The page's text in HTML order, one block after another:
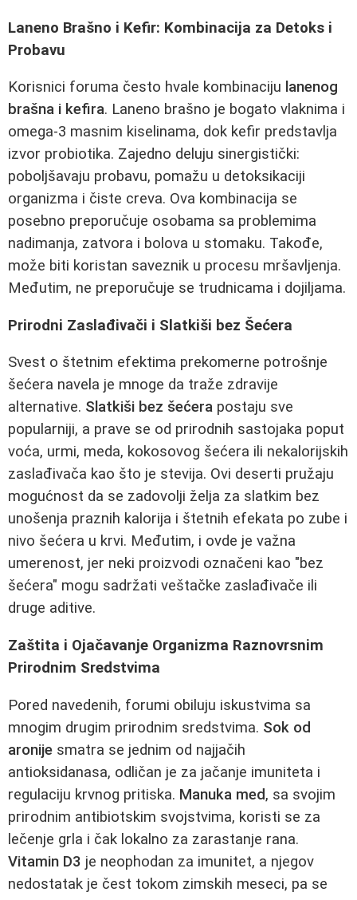
Laneno Brašno i Kefir: Kombinacija za Detoks i
Probavu
Korisnici foruma često hvale kombinaciju lanenog
brašna i kefira. Laneno brašno je bogato vlaknima i
omega-3 masnim kiselinama, dok kefir predstavlja
izvor probiotika. Zajedno deluju sinergistički:
poboljšavaju probavu, pomažu u detoksikaciji
organizma i čiste creva. Ova kombinacija se
posebno preporučuje osobama sa problemima
nadimanja, zatvora i bolova u stomaku. Takođe,
može biti koristan saveznik u procesu mršavljenja.
Međutim, ne preporučuje se trudnicama i dojiljama.
Prirodni Zaslađivači i Slatkiši bez Šećera
Svest o štetnim efektima prekomerne potrošnje
šećera navela je mnoge da traže zdravije
alternative. Slatkiši bez šećera postaju sve
popularniji, a prave se od prirodnih sastojaka poput
voća, urmi, meda, kokosovog šećera ili nekalorijskih
zaslađivača kao što je stevija. Ovi deserti pružaju
mogućnost da se zadovolji želja za slatkim bez
unošenja praznih kalorija i štetnih efekata po zube i
nivo šećera u krvi. Međutim, i ovde je važna
umerenost, jer neki proizvodi označeni kao "bez
šećera" mogu sadržati veštačke zaslađivače ili
druge aditive.
Zaštita i Ojačavanje Organizma Raznovrsnim
Prirodnim Sredstvima
Pored navedenih, forumi obiluju iskustvima sa
mnogim drugim prirodnim sredstvima. Sok od
aronije smatra se jednim od najjačih
antioksidanasa, odličan je za jačanje imuniteta i
regulaciju krvnog pritiska. Manuka med, sa svojim
prirodnim antibiotskim svojstvima, koristi se za
lečenje grla i čak lokalno za zarastanje rana.
Vitamin D3 je neophodan za imunitet, a njegov
nedostatak je čest tokom zimskih meseci, pa se